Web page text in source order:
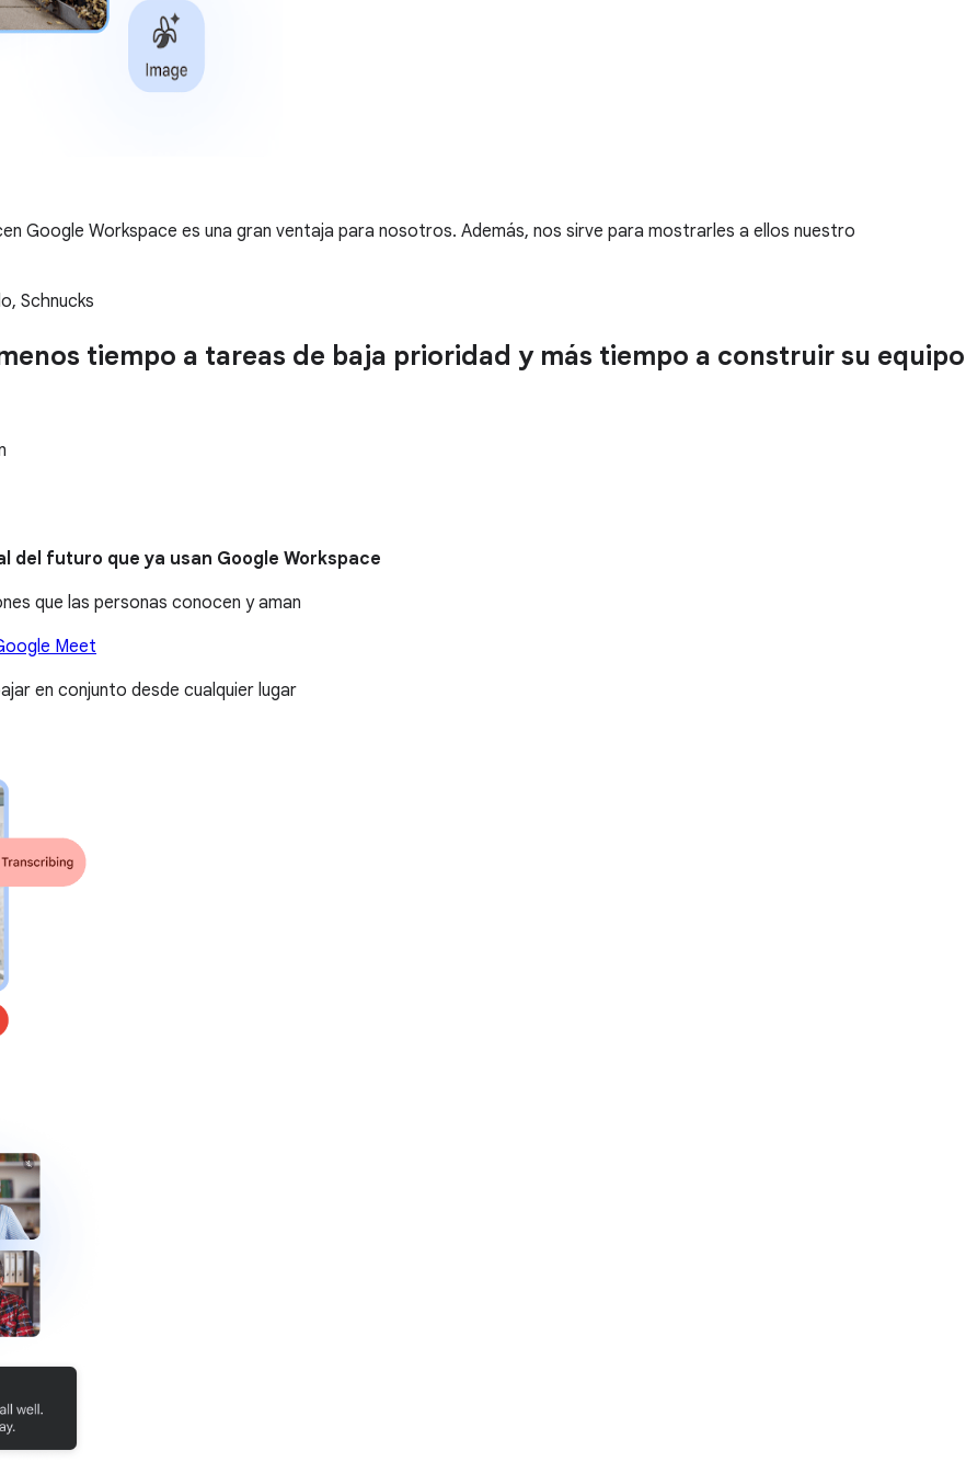
Google Workspace es una gran ventaja para nosotros. Además, nos sirve para mostrarles a ellos nuestro
Schnucks
tiempo a tareas de baja prioridad y más tiempo a construir su equipo
del futuro que ya usan Google Workspace
que las personas conocen y aman
Meet
en conjunto desde cualquier lugar